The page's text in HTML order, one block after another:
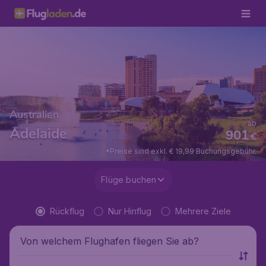
Australien
Adelaide €
901
ab
*Preise sind exkl. € 19,99 Buchungsgebühr.
Flüge buchen
Rückflug Nur Hinflug Mehrere Ziele
Von welchem Flughafen fliegen Sie ab?